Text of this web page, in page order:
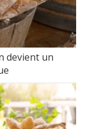
devient un